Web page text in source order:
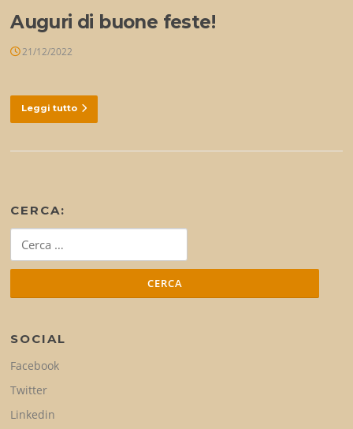
Auguri di buone feste!
21/12/2022
Leggi tutto
CERCA:
per:
SOCIAL
Facebook
Twitter
Linkedin